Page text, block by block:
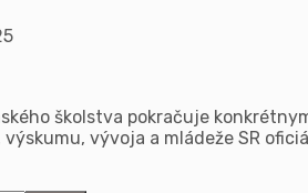
školstva pokračuje
vývoja a mládeže SR